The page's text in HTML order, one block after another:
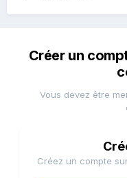
Créer un
Vous devez être
Créez un compte